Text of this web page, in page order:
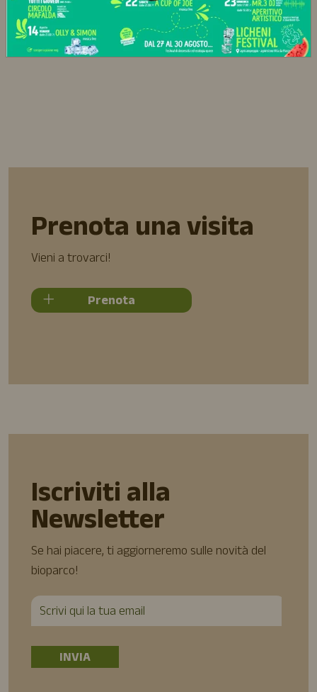
Tutti gli eventi
Prenota una visita
Vieni a trovarci!
Prenota
Iscriviti alla
Newsletter
Se hai piacere, ti aggiorneremo sulle novità del
bioparco!